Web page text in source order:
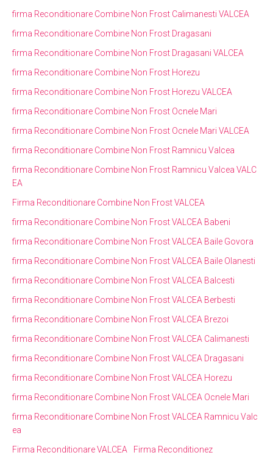
firma Reconditionare Combine Non Frost Calimanesti VALCEA
firma Reconditionare Combine Non Frost Dragasani
firma Reconditionare Combine Non Frost Dragasani VALCEA
firma Reconditionare Combine Non Frost Horezu
firma Reconditionare Combine Non Frost Horezu VALCEA
firma Reconditionare Combine Non Frost Ocnele Mari
firma Reconditionare Combine Non Frost Ocnele Mari VALCEA
firma Reconditionare Combine Non Frost Ramnicu Valcea
firma Reconditionare Combine Non Frost Ramnicu Valcea VALC
EA
Firma Reconditionare Combine Non Frost VALCEA
firma Reconditionare Combine Non Frost VALCEA Babeni
firma Reconditionare Combine Non Frost VALCEA Baile Govora
firma Reconditionare Combine Non Frost VALCEA Baile Olanesti
firma Reconditionare Combine Non Frost VALCEA Balcesti
firma Reconditionare Combine Non Frost VALCEA Berbesti
firma Reconditionare Combine Non Frost VALCEA Brezoi
firma Reconditionare Combine Non Frost VALCEA Calimanesti
firma Reconditionare Combine Non Frost VALCEA Dragasani
firma Reconditionare Combine Non Frost VALCEA Horezu
firma Reconditionare Combine Non Frost VALCEA Ocnele Mari
firma Reconditionare Combine Non Frost VALCEA Ramnicu Valc
ea
Firma Reconditionare VALCEA
Firma Reconditionez